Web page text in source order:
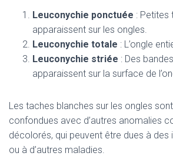
Leuconychie ponctuée : Petites
apparaissent sur les ongles.
Leuconychie totale : L’ongle
Leuconychie striée : Des
apparaissent sur la surface de
Les taches blanches sur les ongles
confondues avec d’autres anomalies
décolorés, qui peuvent être dues à des
ou à d’autres maladies.